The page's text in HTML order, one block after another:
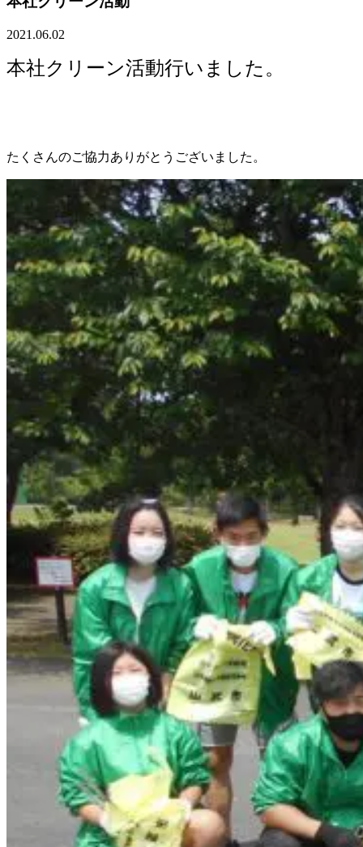
2021.06.02
本社クリーン活動行いました。
たくさんのご協力ありがとうございました。